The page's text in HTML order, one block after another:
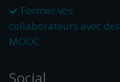
Formez vos
collaborateurs avec des
MOOC
Social